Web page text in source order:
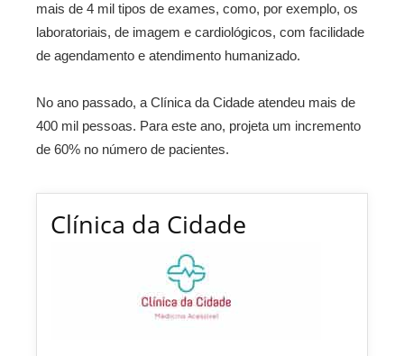
mais de 4 mil tipos de exames, como, por exemplo, os
laboratoriais, de imagem e cardiológicos, com facilidade
de agendamento e atendimento humanizado.
No ano passado, a Clínica da Cidade atendeu mais de
400 mil pessoas. Para este ano, projeta um incremento
de 60% no número de pacientes.
Clínica da Cidade